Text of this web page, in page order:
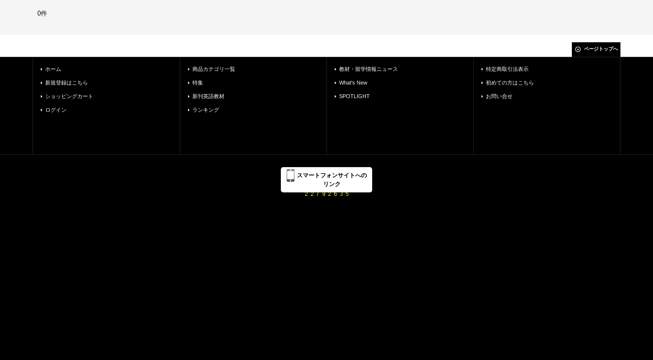
0件
ページトップへ
ホーム
新規登録はこちら
ショッピングカート
ログイン
商品カテゴリ一覧
特集
新刊英語教材
ランキング
教材・留学情報ニュース
What's New
SPOTLIGHT
特定商取引法表示
初めての方はこちら
お問い合せ
スマートフォンサイトへの
リンク